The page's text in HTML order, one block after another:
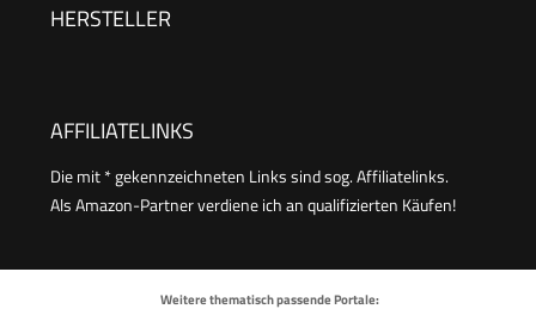
HERSTELLER
AFFILIATELINKS
Die mit * gekennzeichneten Links sind sog. Affiliatelinks.
Als Amazon-Partner verdiene ich an qualifizierten Käufen!
Weitere thematisch passende Portale: